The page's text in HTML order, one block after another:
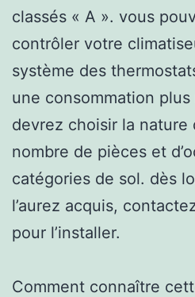
classés « A ». vous
contrôler votre
système des
une consommation
devrez choisir la nature
nombre de pièces et
catégories de sol. dès
l’aurez acquis,
pour l’installer.
Comment connaître